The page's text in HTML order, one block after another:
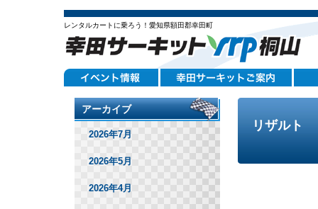
レンタルカートに乗ろう！愛知県額田郡幸田町
リザルト
アーカイブ
2026年7月
2026年5月
2026年4月